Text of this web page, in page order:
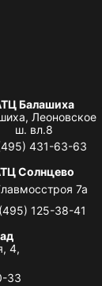
Балашиха
Леоновское
ш. вл.8
431-63-63
Солнцево
7а
125-38-41
4,
33